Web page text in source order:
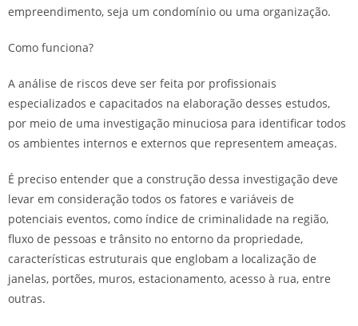
empreendimento, seja um condomínio ou uma organização.
Como funciona?
A análise de riscos deve ser feita por profissionais
especializados e capacitados na elaboração desses estudos,
por meio de uma investigação minuciosa para identificar todos
os ambientes internos e externos que representem ameaças.
É preciso entender que a construção dessa investigação deve
levar em consideração todos os fatores e variáveis de
potenciais eventos, como índice de criminalidade na região,
fluxo de pessoas e trânsito no entorno da propriedade,
características estruturais que englobam a localização de
janelas, portões, muros, estacionamento, acesso à rua, entre
outras.